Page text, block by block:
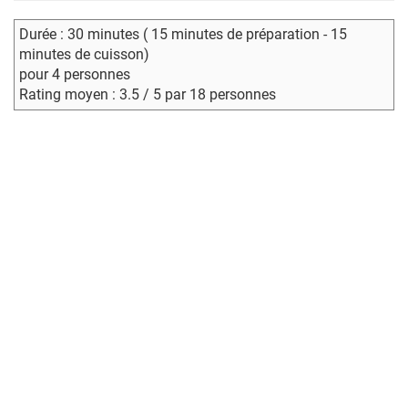
Durée : 30 minutes ( 15 minutes de préparation - 15
minutes de cuisson)
pour 4 personnes
Rating moyen : 3.5 / 5 par 18 personnes